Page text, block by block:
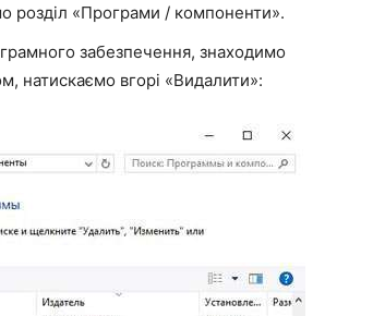
розділ «Програми / компоненти».
забезпечення, знаходимо
натискаємо вгорі «Видалити»: